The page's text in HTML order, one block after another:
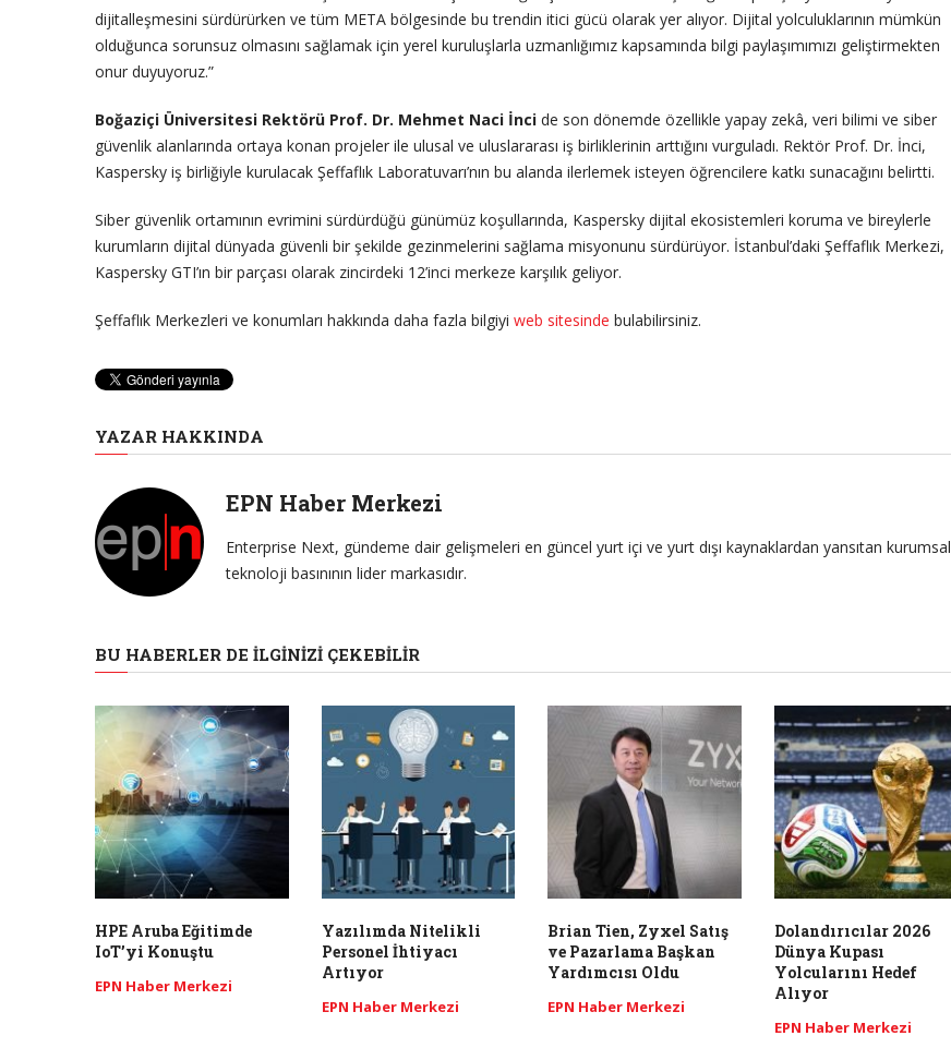
dijitalleşmesini sürdürürken ve tüm META bölgesinde bu trendin itici gücü olarak yer alıyor. Dijital yolculuklarının mümkün
olduğunca sorunsuz olmasını sağlamak için yerel kuruluşlarla uzmanlığımız kapsamında bilgi paylaşımımızı geliştirmekten
onur duyuyoruz.”
Boğaziçi Üniversitesi Rektörü Prof. Dr. Mehmet Naci İnci de son dönemde özellikle yapay zekâ, veri bilimi ve siber
güvenlik alanlarında ortaya konan projeler ile ulusal ve uluslararası iş birliklerinin arttığını vurguladı. Rektör Prof. Dr. İnci,
Kaspersky iş birliğiyle kurulacak Şeffaflık Laboratuvarı’nın bu alanda ilerlemek isteyen öğrencilere katkı sunacağını belirtti.
Siber güvenlik ortamının evrimini sürdürdüğü günümüz koşullarında, Kaspersky dijital ekosistemleri koruma ve bireylerle
kurumların dijital dünyada güvenli bir şekilde gezinmelerini sağlama misyonunu sürdürüyor. İstanbul’daki Şeffaflık Merkezi,
Kaspersky GTI’ın bir parçası olarak zincirdeki 12’inci merkeze karşılık geliyor.
Şeffaflık Merkezleri ve konumları hakkında daha fazla bilgiyi web sitesinde bulabilirsiniz.
YAZAR HAKKINDA
EPN Haber Merkezi
Enterprise Next, gündeme dair gelişmeleri en güncel yurt içi ve yurt dışı kaynaklardan yansıtan kurumsal
teknoloji basınının lider markasıdır.
BU HABERLER DE İLGINIZI ÇEKEBILIR
HPE Aruba Eğitimde
IoT’yi Konuştu
EPN Haber Merkezi
Yazılımda Nitelikli
Personel İhtiyacı
Artıyor
EPN Haber Merkezi
​Brian Tien, Zyxel Satış
ve Pazarlama Başkan
Yardımcısı Oldu
EPN Haber Merkezi
Dolandırıcılar 2026
Dünya Kupası
Yolcularını Hedef
Alıyor
EPN Haber Merkezi